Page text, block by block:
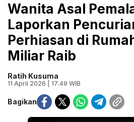
Wanita Asal
Laporkan
Perhiasan di
Miliar Raib
Ratih Kusuma
11 April 2026 | 17:49 WIB
Bagikan